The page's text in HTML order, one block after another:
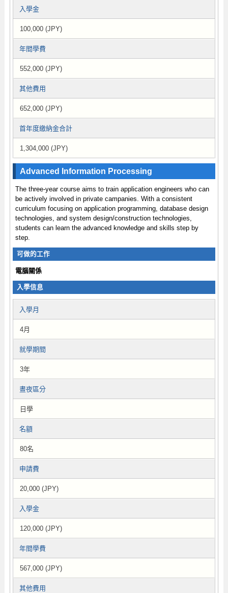
入學金
100,000 (JPY)
年間學費
552,000 (JPY)
其他費用
652,000 (JPY)
首年度繳納金合計
1,304,000 (JPY)
Advanced Information Processing
The three-year course aims to train application engineers who can
be actively involved in private campanies. With a consistent
curriculum focusing on application programming, database design
technologies, and system design/construction technologies,
students can learn the advanced knowledge and skills step by
step.
可做的工作
電腦關係
入學信息
入學月
4月
就學期間
3年
晝夜區分
日學
名額
80名
申請費
20,000 (JPY)
入學金
120,000 (JPY)
年間學費
567,000 (JPY)
其他費用